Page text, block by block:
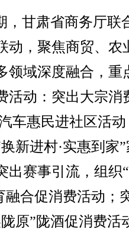
甘肃省商务厅联
动，聚焦商贸、农
领域深度融合，重
活动：突出大宗消
车惠民进社区活
新进村·实惠到家
出赛事引流，组织
融合促消费活动；
原”陇酒促消费活